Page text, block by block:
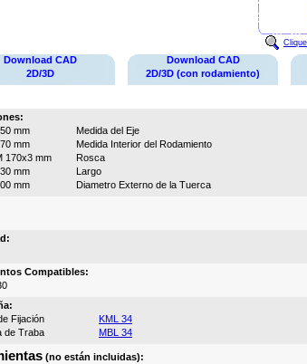
Download CAD
2D/3D
Download CAD
2D/3D (con rodamiento)
mm
Medida del Eje
mm
Medida Interior del Rodamiento
170x3 mm
Rosca
mm
Largo
mm
Diametro Externo de la Tuerca
Compatibles:
Fijación
KML 34
de Traba
MBL 34
(no están incluidas):